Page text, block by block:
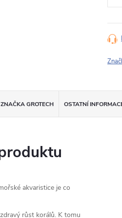
ZNAČKAGROTECH OSTATNÍ
akvaristice je co
růst korálů. K tomu